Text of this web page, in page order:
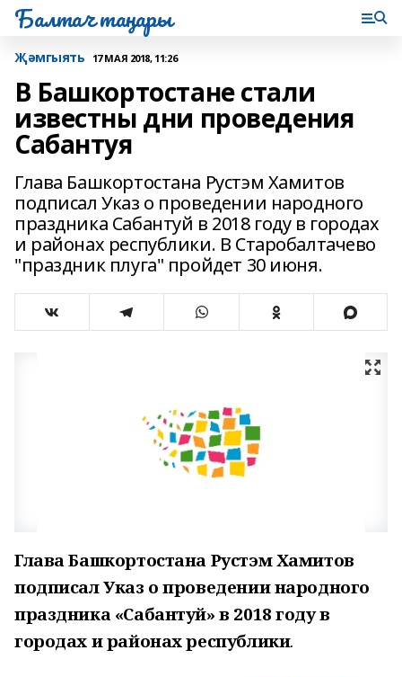
Балтач таңнары
Җәмгыять 17 МАЯ 2018, 11:26
В Башкортостане стали
известны дни проведения
Сабантуя
Глава Башкортостана Рустэм Хамитов
подписал Указ о проведении народного
праздника Сабантуй в 2018 году в городах
и районах республики. В Старобалтачево
"праздник плуга" пройдет 30 июня.
Глава Башкортостана Рустэм Хамитов
подписал Указ о проведении народного
праздника «Сабантуй» в 2018 году в
городах и районах республики.